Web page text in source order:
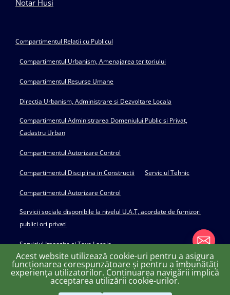
Notar Husi
Compartimentul Relatii cu Publicul
Compartimentul Urbanism, Amenajarea teritoriului
Compartimentul Resurse Umane
Directia Urbanism, Administrare si Dezvoltare Locala
Compartimentul Administrarea Domeniului Public si Privat,
Cadastru Urban
Compartimentul Autorizare Control
Compartimentul Disciplina in Constructii Serviciul Tehnic
Compartimentul Autorizare Control
Servicii sociale disponibile la nivelul U.A.T, acordate de furnizori
publici ori privati
Serviciul Impozite si Taxe Locale
Copyright © 2022 Primăria Huși - powered by Creativ MGS
Acest website utilizează cookie-uri pentru a asigura
funcționarea corespunzătoare și pentru a îmbunătăți
experiența utilizatorilor. Continuarea navigării implică
acceptarea utilizării cookie-urilor. chaty